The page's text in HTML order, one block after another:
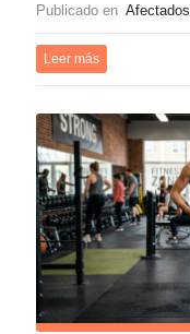
Publicado en Afectados
Leer más